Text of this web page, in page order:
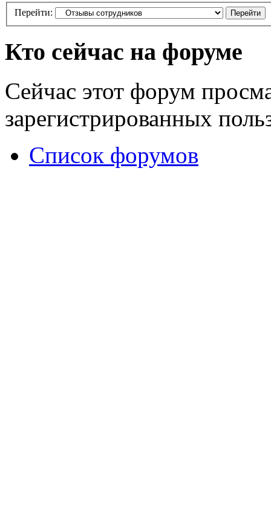
Перейти:
Кто сейчас на форуме
Сейчас этот форум
зарегистрированных
Список форумов